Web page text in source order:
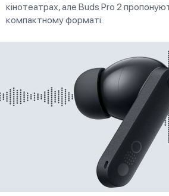
кінотеатрах, але Buds Pro 2
компактному форматі.